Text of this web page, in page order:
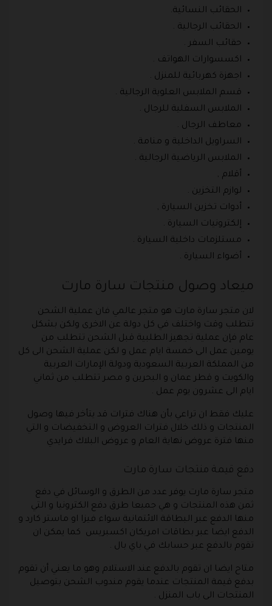
الحقائب النسائية.
الحقائب الرجالية .
حقائب السفر .
اكسسوارات الهواتف .
اجهزة كهربائية للمنزل .
قسم الملابس العلوية الرجالية .
الملابس السفلية للرجال .
معاطف الرجال .
السراويل الداخلية و منامة .
الملابس الرياضية الرجالية .
أقلام ,
لوازم التخزين .
أدوات تخزين السيارة ,
إلكترونيات السيارة .
مستلزمات داخلية السيارة .
أضواء السيارة .
ميعاد وصول منتجات سارة مارت
لان متجر سارة مارت هو متجر عالمي فان عملية الشحن
تتطلب وقت واختلف في كل دولة عن الاخرى ولكن بشكل
عام فإن عملية تجهيز الطلبية قبل الشحن تتطلب من
يومين عمل الى خمسة ايام عمل و لكن عملية الشحن الى كل
من المملكة العربية السعودية ودولة الإمارات العربية
والكويت و قطر عمان و البحرين و مصر تتطلب من ثماني
ايام الى عشرون يوم عمل .
عليك فقط ان تراعي بأن هناك فترات قد يتأخر فيها وصول
المنتجات و ذلك خلال فترات العروض و التخفيضات و التي
منها فترة عروض نهاية العام و عروض البلاك فرايدي
دفع قيمة منتجات سارة مارت
متجر سارة مارت يوفر عدد من الطرق و الوسائل في دفع
ثمن هذه المنتجات و هي جميعا طرق دفع الكترونيا و التي
منها الدفع عبر البطاقة الائتمانية سواء فيزا او ماستر كارد و
الدفع ايضا عبر بطاقات امريكان اكسبريس كما يمكن ان
تقوم بالدفع عبر حسابك في باي بال .
متاح ايضا ان تقوم بالدفع عند الاستلام وهو ما يعني أن تقوم
بدفع قيمة المنتجات عندما يقوم مندوب الشحن بتوصيل
المنتجات الى باب المنزل .